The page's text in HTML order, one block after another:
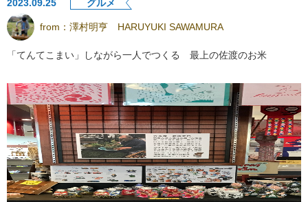
2023.09.25 グルメ
from： 澤村明亨 HARUYUKI SAWAMURA
「てんてこまい」しながら一人でつくる 最上の佐渡のお米